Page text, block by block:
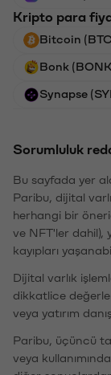
Kripto para
Bitcoin
Bonk
Synapse
Sorumluluk
Bu sayfada yer
Paribu, dijital
herhangi bir
ve NFT'ler dahil),
kayıpları
Dijital varlık
dikkatlice
veya yatırım
Paribu, üçüncü
veya